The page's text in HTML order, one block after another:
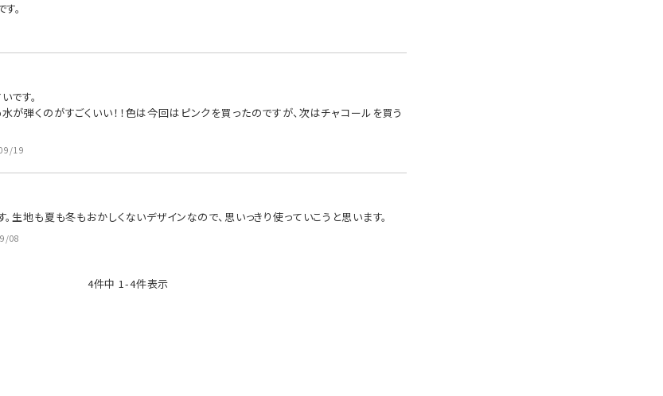
。
19
です。
が弾くのがすごくいい！！色は今回はピンクを買ったのですが、次はチャコールを買う
08
生地も夏も冬もおかしくないデザインなので、思いっきり使っていこうと思います。
4件中 1-4件表示